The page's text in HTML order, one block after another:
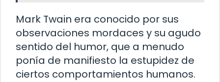
Mark Twain era conocido por sus
observaciones mordaces y su agudo
sentido del humor, que a menudo
ponía de manifiesto la estupidez de
ciertos comportamientos humanos.